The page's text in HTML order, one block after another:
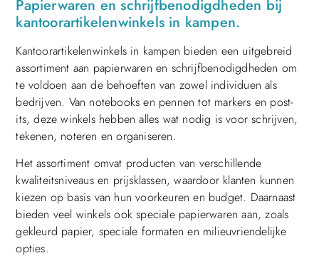
Papierwaren en schrijfbenodigdheden bij
kantoorartikelenwinkels in kampen.
Kantoorartikelenwinkels in kampen bieden een uitgebreid
assortiment aan papierwaren en schrijfbenodigdheden om
te voldoen aan de behoeften van zowel individuen als
bedrijven. Van notebooks en pennen tot markers en post-
its, deze winkels hebben alles wat nodig is voor schrijven,
tekenen, noteren en organiseren.
Het assortiment omvat producten van verschillende
kwaliteitsniveaus en prijsklassen, waardoor klanten kunnen
kiezen op basis van hun voorkeuren en budget. Daarnaast
bieden veel winkels ook speciale papierwaren aan, zoals
gekleurd papier, speciale formaten en milieuvriendelijke
opties.